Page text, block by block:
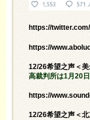
https://
https://
12/26希望之声＜
高裁判所は1月20
https://
12/26希望之声＜